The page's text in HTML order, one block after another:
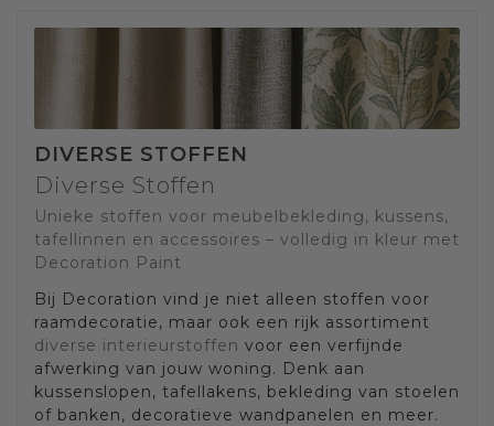
DIVERSE STOFFEN
Diverse Stoffen
Unieke stoffen voor meubelbekleding, kussens,
tafellinnen en accessoires – volledig in kleur met
Decoration Paint
Bij Decoration vind je niet alleen stoffen voor
raamdecoratie, maar ook een rijk assortiment
diverse interieurstoffen voor een verfijnde
afwerking van jouw woning. Denk aan
kussenslopen, tafellakens, bekleding van stoelen
of banken, decoratieve wandpanelen en meer.